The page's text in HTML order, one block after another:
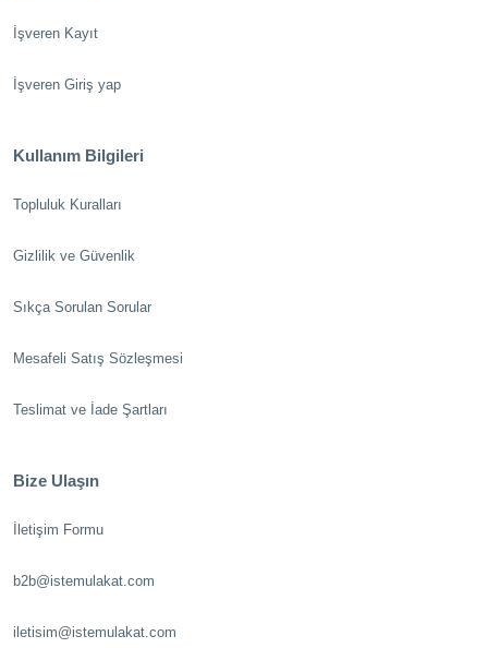
İşveren Kayıt
İşveren Giriş yap
Kullanım Bilgileri
Topluluk Kuralları
Gizlilik ve Güvenlik
Sıkça Sorulan Sorular
Mesafeli Satış Sözleşmesi
Teslimat ve İade Şartları
Bize Ulaşın
İletişim Formu
b2b@istemulakat.com
iletisim@istemulakat.com